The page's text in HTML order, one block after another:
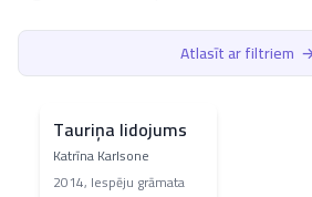
Atlasīt ar filtriem
Tauriņa lidojums
Katrīna Karlsone
2014, Iespēju grāmata